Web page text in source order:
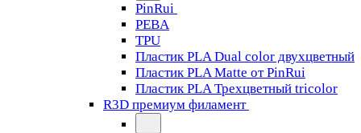
PinRui
PEBA
TPU
Пластик PLA Dual color двухцветный
Пластик PLA Matte от PinRui
Пластик PLA Трехцветный tricolor
R3D премиум филамент